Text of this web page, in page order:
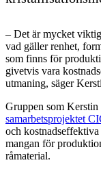
– Det är mycket
vad gäller renhet,
som finns för
givetvis vara
utmaning, säger
Gruppen som Kerstin
samarbetsprojektet
och
mangan för
råmaterial.